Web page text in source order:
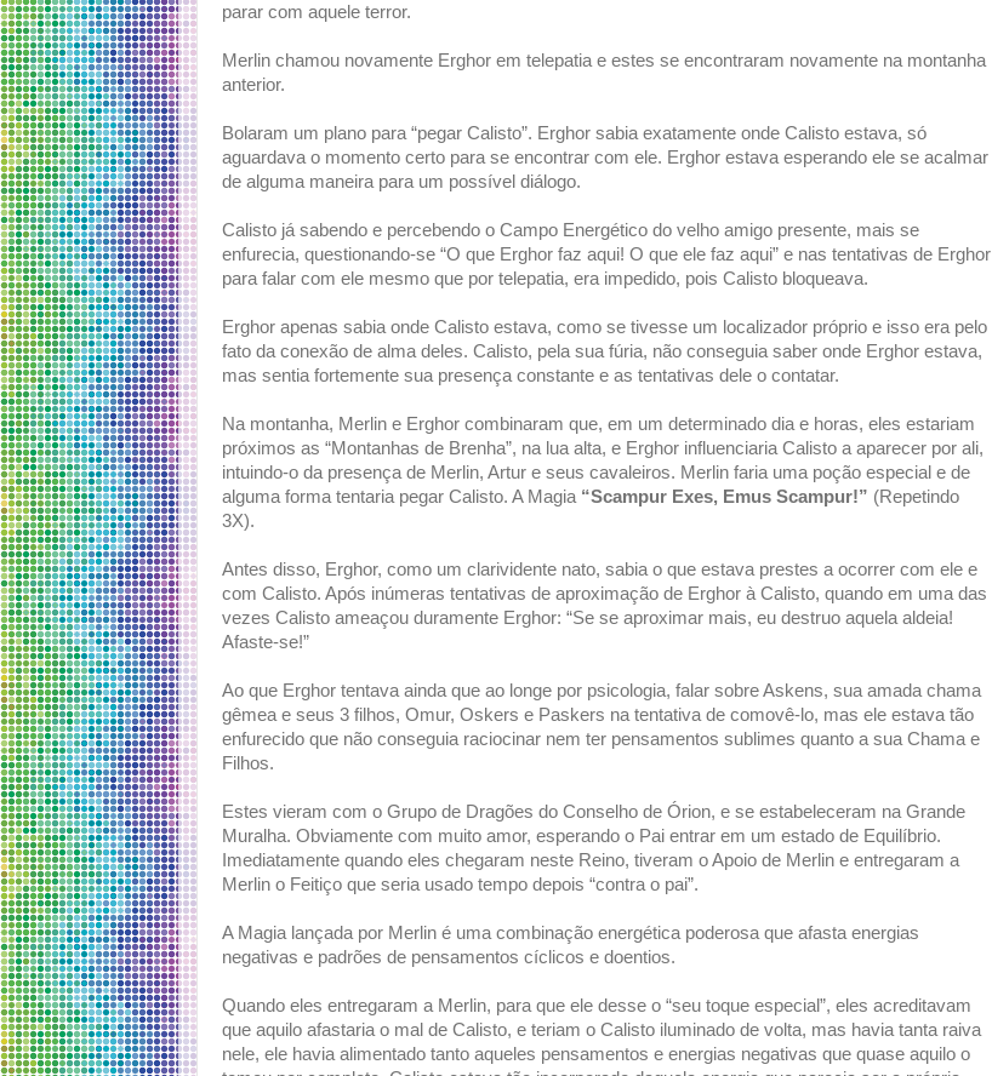
parar com aquele terror.
Merlin chamou novamente Erghor em telepatia e estes se encontraram novamente na montanha
anterior.
Bolaram um plano para “pegar Calisto”. Erghor sabia exatamente onde Calisto estava, só
aguardava o momento certo para se encontrar com ele. Erghor estava esperando ele se acalmar
de alguma maneira para um possível diálogo.
Calisto já sabendo e percebendo o Campo Energético do velho amigo presente, mais se
enfurecia, questionando-se “O que Erghor faz aqui! O que ele faz aqui” e nas tentativas de Erghor
para falar com ele mesmo que por telepatia, era impedido, pois Calisto bloqueava.
Erghor apenas sabia onde Calisto estava, como se tivesse um localizador próprio e isso era pelo
fato da conexão de alma deles. Calisto, pela sua fúria, não conseguia saber onde Erghor estava,
mas sentia fortemente sua presença constante e as tentativas dele o contatar.
Na montanha, Merlin e Erghor combinaram que, em um determinado dia e horas, eles estariam
próximos as “Montanhas de Brenha”, na lua alta, e Erghor influenciaria Calisto a aparecer por ali,
intuindo-o da presença de Merlin, Artur e seus cavaleiros. Merlin faria uma poção especial e de
alguma forma tentaria pegar Calisto. A Magia “Scampur Exes, Emus Scampur!” (Repetindo
3X).
Antes disso, Erghor, como um clarividente nato, sabia o que estava prestes a ocorrer com ele e
com Calisto. Após inúmeras tentativas de aproximação de Erghor à Calisto, quando em uma das
vezes Calisto ameaçou duramente Erghor: “Se se aproximar mais, eu destruo aquela aldeia!
Afaste-se!”
Ao que Erghor tentava ainda que ao longe por psicologia, falar sobre Askens, sua amada chama
gêmea e seus 3 filhos, Omur, Oskers e Paskers na tentativa de comovê-lo, mas ele estava tão
enfurecido que não conseguia raciocinar nem ter pensamentos sublimes quanto a sua Chama e
Filhos.
Estes vieram com o Grupo de Dragões do Conselho de Órion, e se estabeleceram na Grande
Muralha. Obviamente com muito amor, esperando o Pai entrar em um estado de Equilíbrio.
Imediatamente quando eles chegaram neste Reino, tiveram o Apoio de Merlin e entregaram a
Merlin o Feitiço que seria usado tempo depois “contra o pai”.
A Magia lançada por Merlin é uma combinação energética poderosa que afasta energias
negativas e padrões de pensamentos cíclicos e doentios.
Quando eles entregaram a Merlin, para que ele desse o “seu toque especial”, eles acreditavam
que aquilo afastaria o mal de Calisto, e teriam o Calisto iluminado de volta, mas havia tanta raiva
nele, ele havia alimentado tanto aqueles pensamentos e energias negativas que quase aquilo o